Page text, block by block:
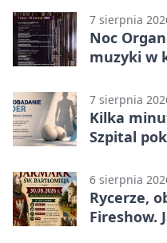
7 sierpnia
Noc
muzyki w
7 sierpnia
Kilka
Szpital
6 sierpnia
Rycerze,
Fireshow.